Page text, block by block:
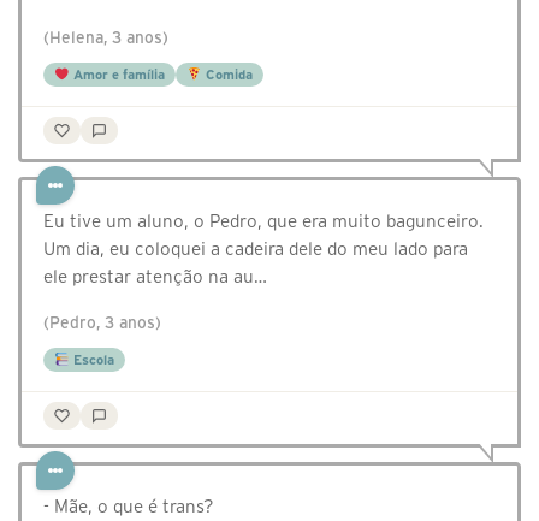
(Helena, 3 anos)
Amor e família Comida
Eu tive um aluno, o Pedro, que era muito bagunceiro.
Um dia, eu coloquei a cadeira dele do meu lado para
ele prestar atenção na au…
(Pedro, 3 anos)
Escola
- Mãe, o que é trans?